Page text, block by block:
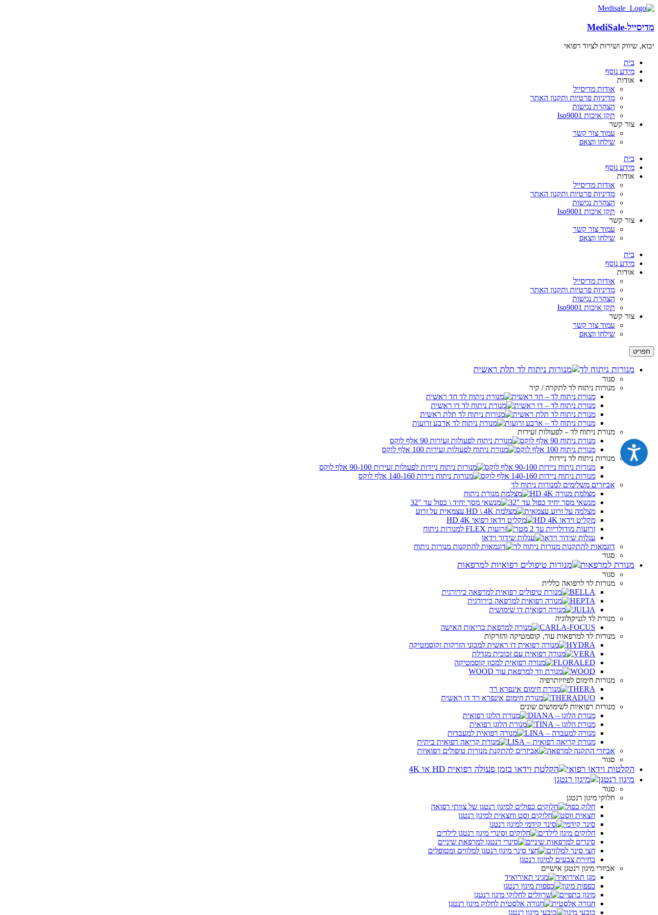
נגישות
שִׂים
בְּאֲתָר
מֻפְעֶלֶת
לִנְגִישׁוּת
לְהַתְאָמַת
הָאֲתָר
הַמִּשְׁתַּמְּשִׁים
קוֹרֵא־מָסָךְ;
תַּפְרִיט
נְגִישׁוּת.
מדיסייל-MediSale
יבוא, שיווק ושירות לציוד רפואי
בית
מידע נוסף
אודות
אודות מדיסייל
מדיניות פרטיות ותקנון האתר
הצהרת נגישות
תקן איכות Iso9001
צור קשר
עמוד צור קשר
שילחו ווצאפ
בית
מידע נוסף
אודות
אודות מדיסייל
מדיניות פרטיות ותקנון האתר
הצהרת נגישות
תקן איכות Iso9001
צור קשר
עמוד צור קשר
שילחו ווצאפ
בית
מידע נוסף
אודות
אודות מדיסייל
מדיניות פרטיות ותקנון האתר
הצהרת נגישות
תקן איכות Iso9001
צור קשר
עמוד צור קשר
שילחו ווצאפ
תפריט
מנורות ניתוח לד
סגור
מנורות ניתוח לד לתקרה / קיר
מנורת ניתוח לד – חד ראשית
מנורת ניתוח לד – דו ראשית
מנורת ניתוח לד תלת ראשית
מנורת ניתוח לד – ארבע זרועות
מנורת ניתוח לד – לפעולות זעירות
מנורת ניתוח 90 אלף לוקס
מנורת ניתוח 100 אלף לוקס
מנורות ניתוח לד ניידות
מנורות ניתוח ניידות 90-100 אלף לוקס
מנורות ניתוח ניידות 140-160 אלף לוקס
אביזרים משלימים למנורות ניתוח לד
מצלמת מנורה HD 4K
מנשאי מסך יחיד כפול עד "32
מצלמה על זרוע עצמאית
מקליט וידאו HD 4K
זרועות מודולריות עד 2 מטר
עגלות שידור וידאו
דוגמאות להתקנות מנורות ניתוח לד
סגור
מנורת למרפאות
סגור
מנורות לד לרפואה כללית
BELLA
HEPTA
JULIA
מנורת לד לגניקולוגיה
CARLA-FOCUS
מנורות לד למרפאות עור, קוסמטיקה והזרקות
HYDRA
VERA
FLORALED
WOOD
מנורות חימום לפיזיותרפיה
THERA
THERADUO
מנורות רפואיות לשימושים שונים
מנורת הלוגן – DIANA
מנורת הלוגן – TINA
מנורה למעבדה – LINA
מנורת קריאה רפואית – LISA
אביזרי התקנה למרפאה
סגור
הקלטות וידאו רפואי
מיגון רנטגן
סגור
חלוקי מיגון רנטגן
חלוק כפול
חצאית ווסט
סינר קידמי
חלוקים מיגון לילדים
סינרים למרפאות שיניים
חצי סינר למלווים
בחירת צבעים למיגון רנטגן
אביזרי מיגון רנטגן אישיים
מגן תאירואיד
כפפות מיגון
מיגון כתפיים
חגורה אלסטית
כובעי מיגון